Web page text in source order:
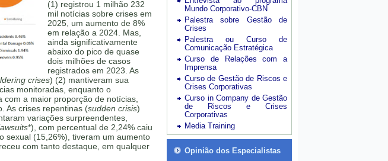
(1) registrou 1 milhão 232
mil notícias sobre crises em
2025, um aumento de 8%
em relação a 2024. Mas,
ainda significativamente
abaixo do pico de quase
dois milhões de casos
registrados em 2023. As
crises) (2) mantiveram sua
monitoradas, enquanto o
a maior proporção de notícias,
As crises repentinas (sudden crisis)
variações surpreendentes,
*), com percentual de 2,24% caiu
sexual (15,26%), tiveram um aumento
com tanto destaque, em qualquer
Mundo Corporativo-CBN
Palestra sobre Gestão de
Crises
Palestra ou Curso de
Comunicação Estratégica
Curso de Relações com a
Imprensa
Curso de Gestão de Riscos e
Crises Corporativas
Curso in Company de Gestão
de Riscos e Crises
Corporativas
Media Training
Opinião dos Especialistas